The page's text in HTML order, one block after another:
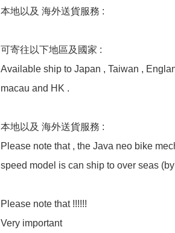
本地以及 海外送貨服務 :
可寄往以下地區及國家 :
Available ship to Japan , Taiwan ,
macau and HK .
本地以及 海外送貨服務 :
Please note that , the Java neo bike
speed model is can ship to over seas
Please note that !!!!!!
Very important